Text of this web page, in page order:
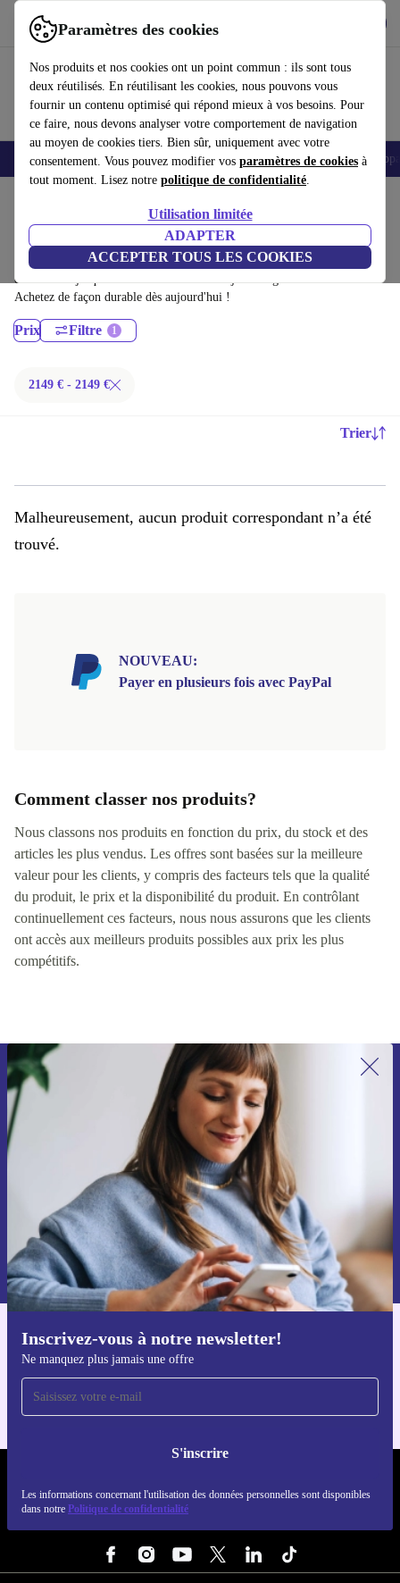
Paramètres des cookies
Nos produits et nos cookies ont un point commun : ils sont tous
deux réutilisés. En réutilisant les cookies, nous pouvons vous
fournir un contenu optimisé qui répond mieux à vos besoins. Pour
ce faire, nous devons analyser votre comportement de navigation
au moyen de cookies tiers. Bien sûr, uniquement avec votre
consentement. Vous pouvez modifier vos paramètres de cookies à
tout moment. Lisez notre politique de confidentialité.
Utilisation limitée
ADAPTER
ACCEPTER TOUS LES COOKIES
Utilisez refurbed rapidement et facilement
Appareils Ménage Cuisine Vélos électriques Yoga Vélos
Appareils de musculation:
Appareils de musculation certifiés reconditionnés à moins de 200€ –
économisez jusqu'à 40 %. Retours sous 30 jours et garantie de 12 mois.
Achetez de façon durable dès aujourd'hui !
Prix Filtre
2149 € - 2149 €
Trier
Malheureusement, aucun produit correspondant n’a été
trouvé.
NOUVEAU:
Payer en plusieurs fois avec PayPal
Comment classer nos produits?
Nous classons nos produits en fonction du prix, du stock et des
articles les plus vendus. Les offres sont basées sur la meilleure
valeur pour les clients, y compris des facteurs tels que la qualité
du produit, le prix et la disponibilité du produit. En contrôlant
continuellement ces facteurs, nous nous assurons que les clients
ont accès aux meilleurs produits possibles aux prix les plus
compétitifs.
Inscrivez-vous à notre newsletter!
Ne manquez plus jamais une offre
S'inscrire
Les informations concernant l'utilisation des données personnelles sont disponibles
dans notre Politique de confidentialité
Recevoir offres et infos de refurbed
par mail
Ne manquez plus aucune offre.
S'inscrire
Retrouvez les informations sur l'utilisation des données personnelles
dans notre
politique de confidentialité.
Téléchargez l'application refurbed
Pour iOS et Android